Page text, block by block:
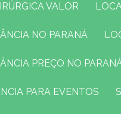
VALOR
NO PARANÁ
PREÇO NO
PARA EVENTOS